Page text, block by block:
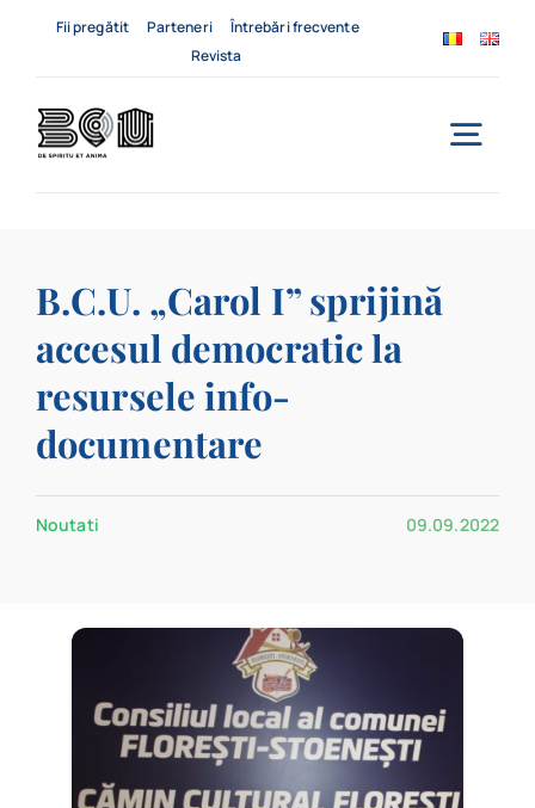
Fii pregătit Parteneri
Întrebări frecvente
Revista
Servicii
Evenimente
Contact
Biblioteca digitală
B.C.U. „Carol I” sprijină
accesul democratic la
resursele info-
documentare
Noutati 09.09.2022